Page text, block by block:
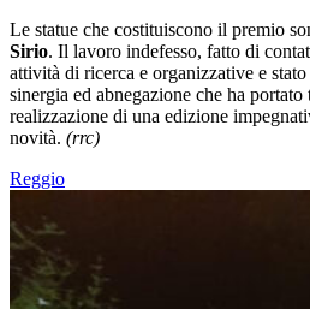
Le statue che costituiscono il premio
Sirio. Il lavoro indefesso, fatto di
attività di ricerca e organizzative e
sinergia ed abnegazione che ha
realizzazione di una edizione
novità. (rrc)
Reggio